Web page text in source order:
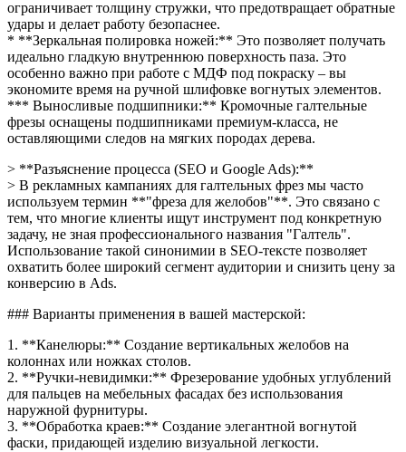
ограничивает толщину стружки, что предотвращает обратные
удары и делает работу безопаснее.
* **Зеркальная полировка ножей:** Это позволяет получать
идеально гладкую внутреннюю поверхность паза. Это
особенно важно при работе с МДФ под покраску – вы
экономите время на ручной шлифовке вогнутых элементов.
*** Выносливые подшипники:** Кромочные галтельные
фрезы оснащены подшипниками премиум-класса, не
оставляющими следов на мягких породах дерева.
> **Разъяснение процесса (SEO и Google Ads):**
> В рекламных кампаниях для галтельных фрез мы часто
используем термин **"фреза для желобов"**. Это связано с
тем, что многие клиенты ищут инструмент под конкретную
задачу, не зная профессионального названия "Галтель".
Использование такой синонимии в SEO-тексте позволяет
охватить более широкий сегмент аудитории и снизить цену за
конверсию в Ads.
### Варианты применения в вашей мастерской:
1. **Канелюры:** Создание вертикальных желобов на
колоннах или ножках столов.
2. **Ручки-невидимки:** Фрезерование удобных углублений
для пальцев на мебельных фасадах без использования
наружной фурнитуры.
3. **Обработка краев:** Создание элегантной вогнутой
фаски, придающей изделию визуальной легкости.